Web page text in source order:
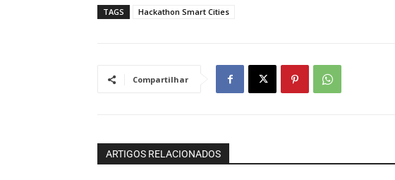
TAGS Hackathon Smart Cities
Compartilhar
ARTIGOS RELACIONADOS